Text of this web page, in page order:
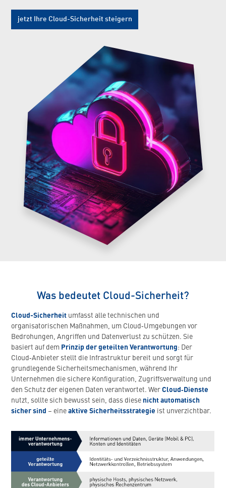
jetzt Ihre Cloud-Sicherheit steigern
Was bedeutet Cloud-Sicherheit?
Cloud-Sicherheit umfasst alle technischen und
organisatorischen Maßnahmen, um Cloud‑Umgebungen vor
Bedrohungen, Angriffen und Datenverlust zu schützen. Sie
basiert auf dem Prinzip der geteilten Verantwortung: Der
Cloud‑Anbieter stellt die Infrastruktur bereit und sorgt für
grundlegende Sicherheitsmechanismen, während Ihr
Unternehmen die sichere Konfiguration, Zugriffsverwaltung und
den Schutz der eigenen Daten verantwortet. WerCloud‑Dienste
nutzt, sollte sich bewusst sein, dass diese nicht automatisch
sicher sind – eineaktive Sicherheitsstrategie ist unverzichtbar.